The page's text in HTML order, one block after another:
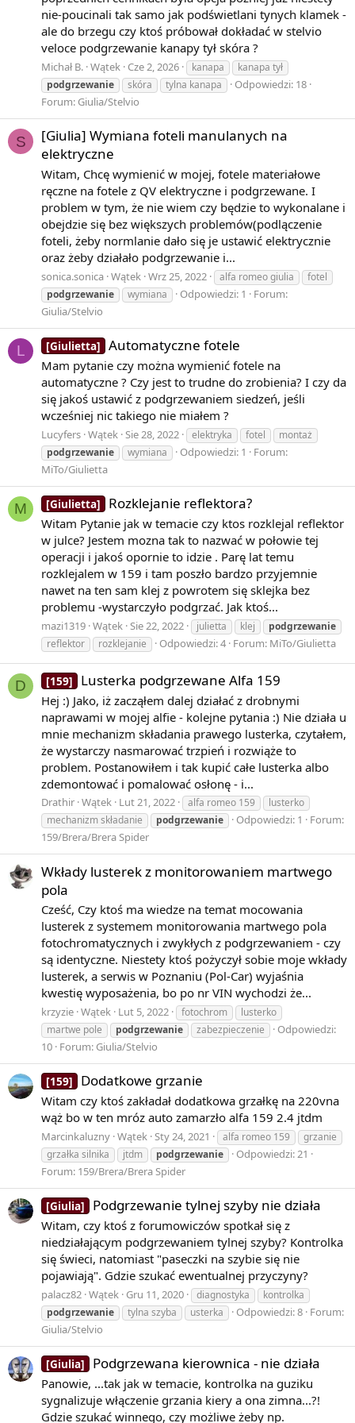
View More On Wikipedia.org
nie-poucinali tak samo jak podświetlani tynych klamek -
ale do brzegu czy ktoś próbował dokładać w stelvio
veloce podgrzewanie kanapy tył skóra ?
Michał B. Wątek Cze 2, 2026 kanapa
kanapa tył
podgrzewanie
skóra tylna kanapa
Odpowiedzi: 18
Forum: Giulia/Stelvio
S
[Giulia] Wymiana foteli manulanych na
elektryczne
Witam, Chcę wymienić w mojej, fotele materiałowe
ręczne na fotele z QV elektryczne i podgrzewane. I
problem w tym, że nie wiem czy będzie to wykonalane i
obejdzie się bez większych problemów(podlączenie
foteli, żeby normlanie dało się je ustawić elektrycznie
oraz żeby działało podgrzewanie i...
sonica.sonica Wątek Wrz 25, 2022 alfa romeo giulia
fotel
podgrzewanie
wymiana Odpowiedzi: 1
Forum:
Giulia/Stelvio
L [Giulietta] Automatyczne fotele
Mam pytanie czy można wymienić fotele na
automatyczne ? Czy jest to trudne do zrobienia? I czy da
się jakoś ustawić z podgrzewaniem siedzeń, jeśli
wcześniej nic takiego nie miałem ?
Lucyfers Wątek Sie 28, 2022 elektryka fotel
montaż
podgrzewanie
wymiana Odpowiedzi: 1
Forum:
MiTo/Giulietta
M [Giulietta] Rozklejanie reflektora?
Witam Pytanie jak w temacie czy ktos rozklejal reflektor
w julce? Jestem mozna tak to nazwać w połowie tej
operacji i jakoś opornie to idzie . Parę lat temu
rozklejalem w 159 i tam poszło bardzo przyjemnie
nawet na ten sam klej z powrotem się sklejka bez
problemu -wystarczyło podgrzać. Jak ktoś...
mazi1319 Wątek Sie 22, 2022 julietta klej
podgrzewanie
reflektor
rozklejanie Odpowiedzi: 4 Forum: MiTo/Giulietta
D [159] Lusterka podgrzewane Alfa 159
Hej :) Jako, iż zacząłem dalej działać z drobnymi
naprawami w mojej alfie - kolejne pytania :) Nie działa u
mnie mechanizm składania prawego lusterka, czytałem,
że wystarczy nasmarować trzpień i rozwiąże to
problem. Postanowiłem i tak kupić całe lusterka albo
zdemontować i pomalować osłonę - i...
Drathir Wątek Lut 21, 2022 alfa romeo 159
lusterko
mechanizm składanie
podgrzewanie Odpowiedzi: 1
Forum:
159/Brera/Brera Spider
Wkłady lusterek z monitorowaniem martwego
pola
Cześć, Czy ktoś ma wiedze na temat mocowania
lusterek z systemem monitorowania martwego pola
fotochromatycznych i zwykłych z podgrzewaniem - czy
są identyczne. Niestety ktoś pożyczył sobie moje wkłady
lusterek, a serwis w Poznaniu (Pol-Car) wyjaśnia
kwestię wyposażenia, bo po nr VIN wychodzi że...
krzyzie Wątek Lut 5, 2022 fotochrom
lusterko
martwe pole
podgrzewanie zabezpieczenie
Odpowiedzi:
10 Forum: Giulia/Stelvio
[159] Dodatkowe grzanie
Witam czy ktoś zakładał dodatkowa grzałkę na 220vna
wąż bo w ten mróz auto zamarzło alfa 159 2.4 jtdm
Marcinkaluzny Wątek Sty 24, 2021 alfa romeo 159
grzanie
grzałka silnika
jtdm podgrzewanie
Odpowiedzi: 21
Forum: 159/Brera/Brera Spider
[Giulia] Podgrzewanie tylnej szyby nie działa
Witam, czy ktoś z forumowiczów spotkał się z
niedziałającym podgrzewaniem tylnej szyby? Kontrolka
się świeci, natomiast "paseczki na szybie się nie
pojawiają". Gdzie szukać ewentualnej przyczyny?
palacz82 Wątek Gru 11, 2020 diagnostyka
kontrolka
podgrzewanie
tylna szyba usterka Odpowiedzi: 8 Forum:
Giulia/Stelvio
[Giulia] Podgrzewana kierownica - nie działa
Panowie, ...tak jak w temacie, kontrolka na guziku
sygnalizuje włączenie grzania kiery a ona zimna...?!
Gdzie szukać winnego, czy możliwe żeby np.